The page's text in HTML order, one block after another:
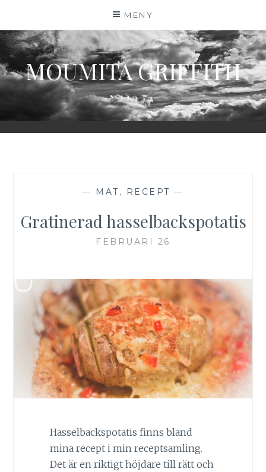
innehåll
MENY
MOUMITA GRIFFITH
— MAT, RECEPT —
Gratinerad hasselbackspotatis
FEBRUARI 26
Hasselbackspotatis finns bland
mina recept i min receptsamling.
Det är en riktigt höjdare till rätt och